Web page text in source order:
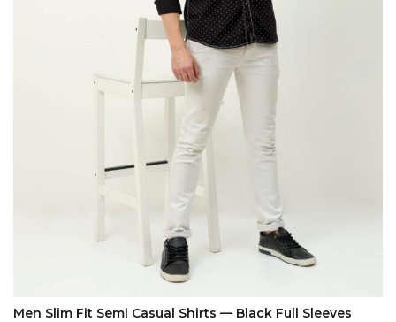
Men Slim Fit Semi Casual Shirts — Black Full Sleeves